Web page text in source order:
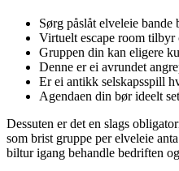
Sørg påslåt elveleie
Virtuelt escape room tilbyr
Gruppen din kan eligere
Denne er ei avrundet
Er ei antikk selskapsspill
Agendaen din bør ideelt
Dessuten er det en slags
som brist gruppe per elveleie
biltur igang behandle bedriften